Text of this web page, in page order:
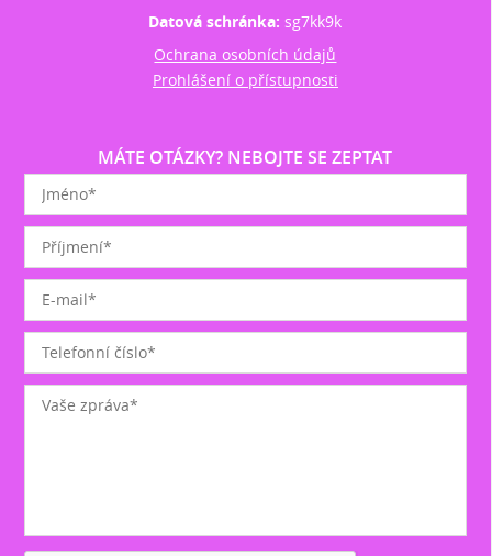
Datová schránka:sg7kk9k
Ochrana osobních údajů
Prohlášení o přístupnosti
MÁTE OTÁZKY? NEBOJTE SE ZEPTAT